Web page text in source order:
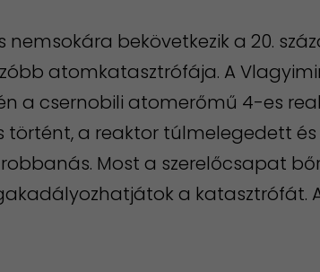
nemsokára bekövetkezik a 20.
atomkatasztrófája. A
a csernobili atomerőmű 4-es
történt, a reaktor túlmelegedett
​Most a szerelőcsapat
a katasztrófát.